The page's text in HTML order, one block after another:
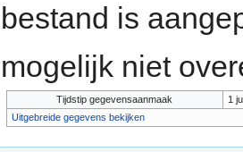
bestand is
mogelijk niet
Tijdstip gegevensaanmaak
1
Uitgebreide gegevens bekijken